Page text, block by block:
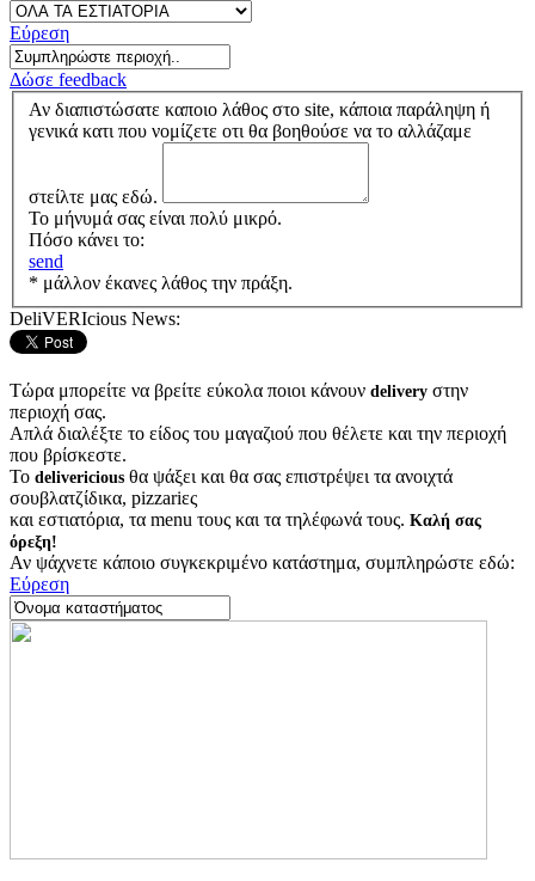
Εύρεση
Δώσε feedback
Αν διαπιστώσατε καποιο λάθος στο site, κάποια παράληψη ή
γενικά κατι που νομίζετε οτι θα βοηθούσε να το αλλάζαμε
στείλτε μας εδώ.
Το μήνυμά σας είναι πολύ μικρό.
Πόσο κάνει το:
send
* μάλλον έκανες λάθος την πράξη.
DeliVERIcious News:
Τώρα μπορείτε να βρείτε εύκολα ποιοι κάνουν delivery στην
περιοχή σας.
Απλά διαλέξτε το είδος του μαγαζιού που θέλετε και την περιοχή
που βρίσκεστε.
Το delivericious θα ψάξει και θα σας επιστρέψει τα ανοιχτά
σουβλατζίδικα, pizzariες
και εστιατόρια, τα menu τους και τα τηλέφωνά τους. Καλή σας
όρεξη!
Αν ψάχνετε κάποιο συγκεκριμένο κατάστημα, συμπληρώστε εδώ:
Εύρεση